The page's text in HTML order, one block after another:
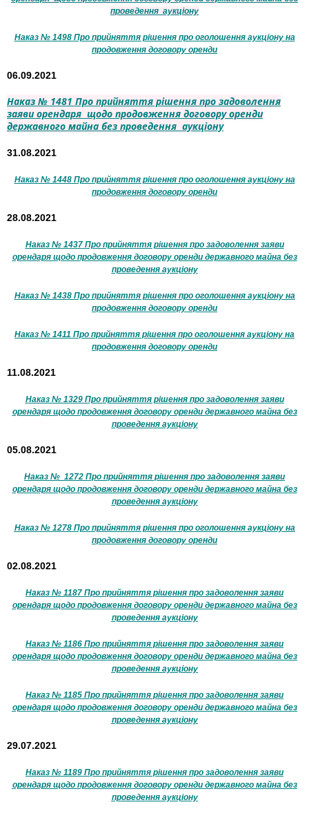
проведення аукціону
Наказ № 1498 Про прийняття рішення про оголошення аукціону на
продовження договору оренди
06.09.2021
Наказ № 1481 Про прийняття рішення про задоволення
заяви орендаря щодо продовження договору оренди
державного майна без проведення аукціону
31.08.2021
Наказ № 1448 Про прийняття рішення про оголошення аукціону на
продовження договору оренди
28.08.2021
Наказ № 1437 Про прийняття рішення про задоволення заяви
орендаря щодо продовження договору оренди державного майна без
проведення аукціону
Наказ № 1438 Про прийняття рішення про оголошення аукціону на
продовження договору оренди
Наказ № 1411 Про прийняття рішення про оголошення аукціону на
продовження договору оренди
11.08.2021
Наказ № 1329 Про прийняття рішення про задоволення заяви
орендаря щодо продовження договору оренди державного майна без
проведення аукціону
05.08.2021
Наказ № 1272 Про прийняття рішення про задоволення заяви
орендаря щодо продовження договору оренди державного майна без
проведення аукціону
Наказ № 1278 Про прийняття рішення про оголошення аукціону на
продовження договору оренди
02.08.2021
Наказ № 1187 Про прийняття рішення про задоволення заяви
орендаря щодо продовження договору оренди державного майна без
проведення аукціону
Наказ № 1186 Про прийняття рішення про задоволення заяви
орендаря щодо продовження договору оренди державного майна без
проведення аукціону
Наказ № 1185 Про прийняття рішення про задоволення заяви
орендаря щодо продовження договору оренди державного майна без
проведення аукціону
29.07.2021
Наказ № 1189 Про прийняття рішення про задоволення заяви
орендаря щодо продовження договору оренди державного майна без
проведення аукціону